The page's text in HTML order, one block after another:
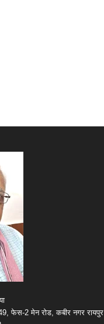
फेस-2 मेन रोड, कबीर नगर रायपुर